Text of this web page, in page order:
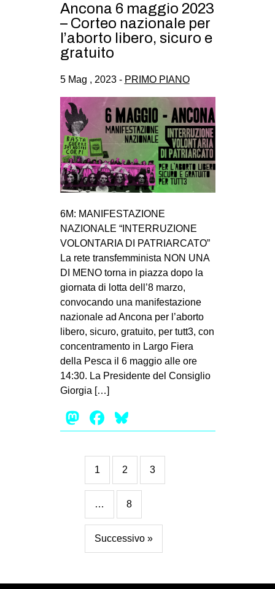
Ancona 6 maggio 2023
– Corteo nazionale per
l’aborto libero, sicuro e
gratuito
5 Mag , 2023 - PRIMO PIANO
6M: MANIFESTAZIONE
NAZIONALE “INTERRUZIONE
VOLONTARIA DI PATRIARCATO”
La rete transfemminista NON UNA
DI MENO torna in piazza dopo la
giornata di lotta dell’8 marzo,
convocando una manifestazione
nazionale ad Ancona per l’aborto
libero, sicuro, gratuito, per tutt3, con
concentramento in Largo Fiera
della Pesca il 6 maggio alle ore
14:30. La Presidente del Consiglio
Giorgia […]
Mastodon
Facebook
1 2 3
… 8
Successivo »